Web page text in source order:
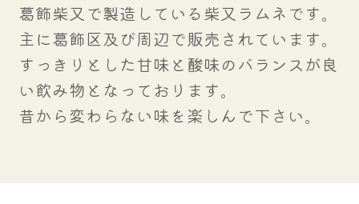
葛飾柴又で製造している柴又ラムネです。
主に葛飾区及び周辺で販売されています。
すっきりとした甘味と酸味のバランスが良
い飲み物となっております。
昔から変わらない味を楽しんで下さい。